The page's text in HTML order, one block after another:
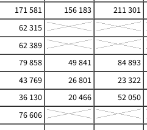
171 581 156 183 211 301
62 315
62 389
79 858 49 841 84 893
43 769 26 801 23 322
36 130 20 466 52 050
76 606